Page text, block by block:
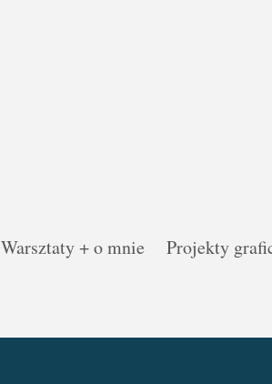
Warsztaty + o mnie Projekty